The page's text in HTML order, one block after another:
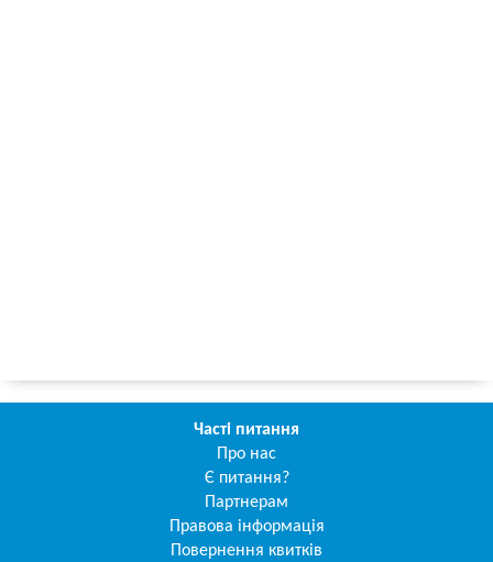
Часті питання
Про нас
Є питання?
Партнерам
Правова інформація
Повернення квитків